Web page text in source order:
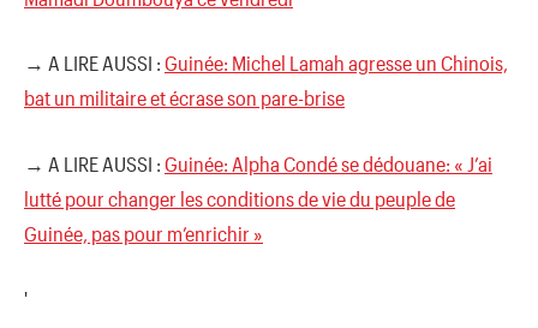
→ A LIRE AUSSI : Guinée: Michel Lamah agresse un Chinois,
bat un militaire et écrase son pare-brise
→ A LIRE AUSSI : Guinée: Alpha Condé se dédouane: « J’ai
lutté pour changer les conditions de vie du peuple de
Guinée, pas pour m’enrichir »
'